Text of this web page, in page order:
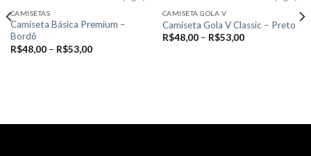
CAMISETAS
Camiseta Básica Premium –
Bordô
R$48,00– R$53,00
CAMISETA GOLA V
Camiseta Gola V Classic – Preto
R$48,00– R$53,00